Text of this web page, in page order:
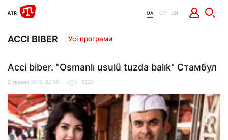
UA QT EN
ACCI BIBER Усі програми
Acci biber. "Osmanlı usulü tuzda balık" Стамбул
2 травня 2016, 22:00 5220